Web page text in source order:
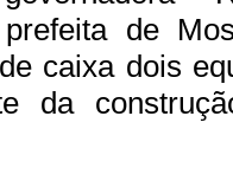
de
caixa dois
da